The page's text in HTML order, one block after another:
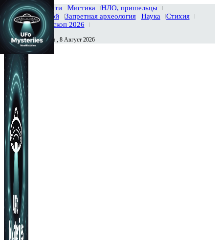
Главная Новости Мистика
НЛО, пришельцы
Тайны вселенной
Запретная археология Наука
Стихия
История
Гороскоп 2026
Сегодня Суббота , 8 Август 2026